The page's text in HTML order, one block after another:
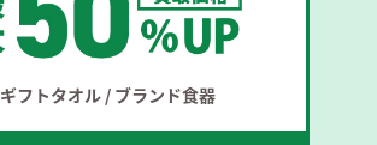
ギフトタオル / ブランド食器